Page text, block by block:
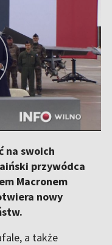
na swoich
przywódca
Macronem
nowy
a także